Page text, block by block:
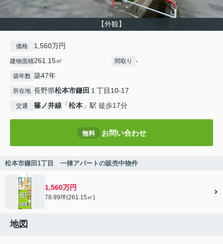
【外観】
価格 1,560万円
建物面積261.15㎡ 間取り -
築年数 築47年
所在地 長野県松本市鎌田 １丁目10-17
交通 篠ノ井線 「松本 」駅 徒歩17分
無料 お問い合わせ
松本市鎌田1丁目 一棟アパートの販売中物件
1,560万円
78.99坪(261.15㎡)
地図